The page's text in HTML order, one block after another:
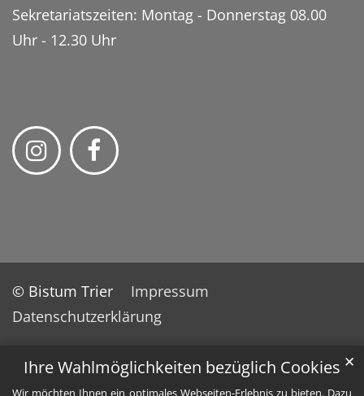
Ihre Wahlmöglichkeiten bezüglich Cookies
Wir möchten Ihnen ein optimales Webseiten-Erlebnis zu bieten. Dazu
✕
Sekretariatszeiten: Montag - Donnerstag 08.00
Uhr - 12.30 Uhr
© Bistum Trier
Impressum
Datenschutzerklärung